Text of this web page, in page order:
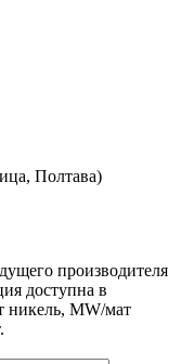
Полтава)
производителя
доступна в
никель, MW/мат